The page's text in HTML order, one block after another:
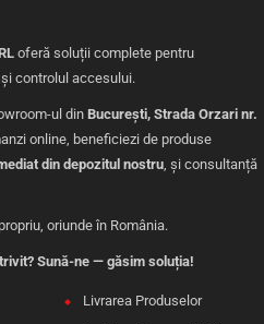
oferă soluții complete pentru
controlul accesului.
ul din București, Strada Orzari nr.
online, beneficiezi de produse
din depozitul nostru, și consultanță
oriunde în România.
Sună-ne — găsim soluția!
Livrarea Produselor